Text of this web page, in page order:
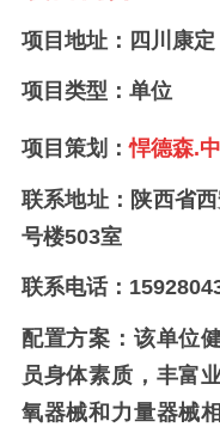
项目地址：四川康定
项目类型：单位
项目策划：悍德森.
联系地址： 陕西省
号楼503室
联系电话：
配置方案：该单位
员身体素质，丰富
氧器械和力量器械